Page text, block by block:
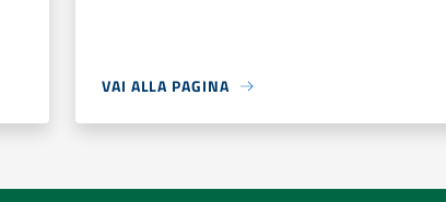
VAI ALLA PAGINA